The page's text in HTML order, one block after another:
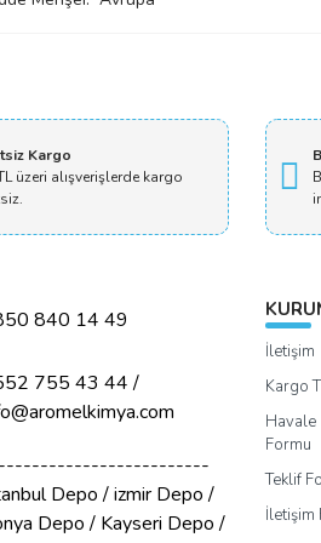
Kargo
üzeri alışverişlerde kargo
840 14 49
755 43 44 /
Depo / izmir Depo /
Depo / Kayseri Depo /
İletişim
Kargo
Formu
Teklif
İletişim